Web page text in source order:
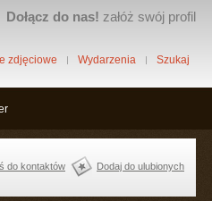
Dołącz do nas! załóż swój profil
zdjęciowe Wydarzenia Szukaj
do kontaktów Dodaj do ulubionych